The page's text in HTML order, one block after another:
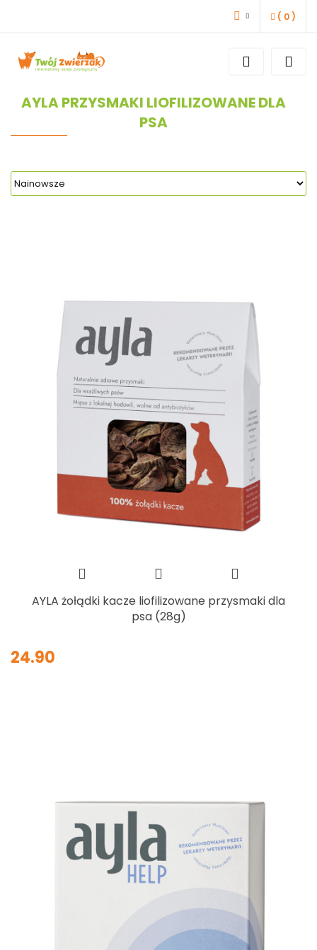
( 0 )
AYLA PRZYSMAKI LIOFILIZOWANE DLA
PSA
AYLA żołądki kacze liofilizowane przysmaki dla
psa (28g)
24.90